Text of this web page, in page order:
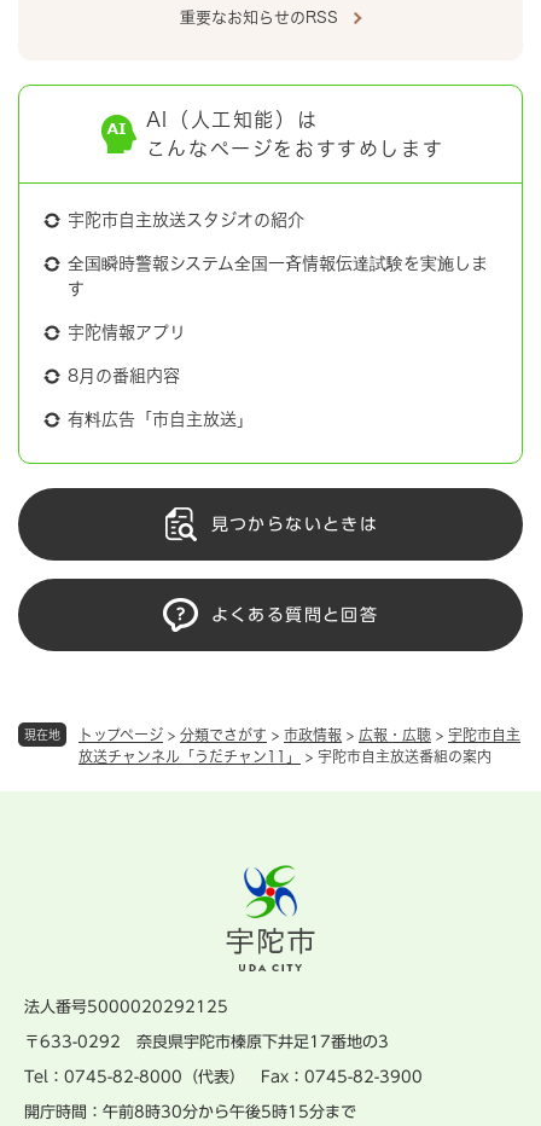
現在地 トップページ > 分類でさがす > 市政情報 > 広報・広聴 > 宇陀市自主
放送チャンネル「うだチャン11」
> 宇陀市自主放送番組の案内
重要なお知らせのRSS
AI（人工知能）は
こんなページをおすすめします
宇陀市自主放送スタジオの紹介
全国瞬時警報システム全国一斉情報伝達試験を実施しま
す
宇陀情報アプリ
8月の番組内容
有料広告「市自主放送」
見つからないときは
よくある質問と回答
法人番号5000020292125
〒633-0292 奈良県宇陀市榛原下井足17番地の3
Tel：0745-82-8000（代表） Fax：0745-82-3900
開庁時間：午前8時30分から午後5時15分まで